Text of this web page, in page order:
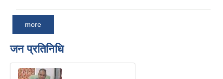
more
जन प्रतिनिधि